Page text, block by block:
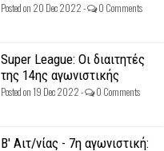
Posted on 20 Dec 2022 - 0 Comments
Super League: Οι διαιτητές
της 14ης αγωνιστικής
Posted on 19 Dec 2022 - 0 Comments
Β' Αιτ/νίας - 7η αγωνιστική: